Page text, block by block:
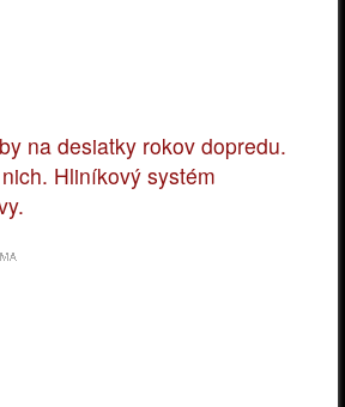
na desiatky rokov dopredu.
Hliníkový systém